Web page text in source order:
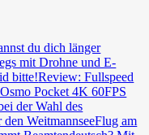
du dich länger
mit Drohne und E-
bitte!Review: Fullspeed
Pocket 4K 60FPS
der Wahl des
WeitmannseeFlug am